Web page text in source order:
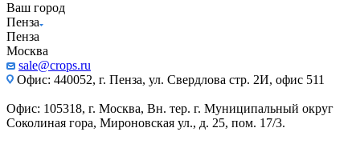
Ваш город
Пенза
Пенза
Москва
sale@crops.ru
Офис: 440052, г. Пенза, ул. Свердлова стр. 2И, офис 511
Офис: 105318, г. Москва, Вн. тер. г. Муниципальный округ
Соколиная гора, Мироновская ул., д. 25, пом. 17/3.